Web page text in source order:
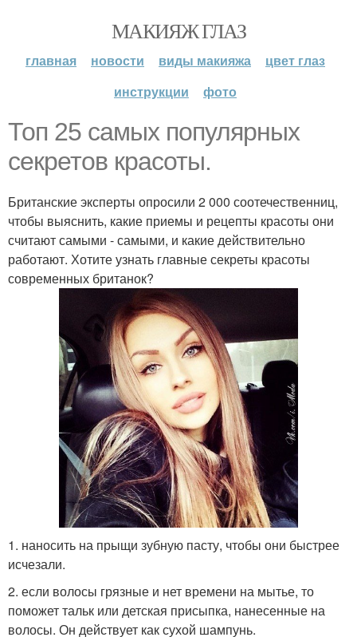
МАКИЯЖ ГЛАЗ
главная новости виды макияжа
цвет глаз
инструкции
фото
Топ 25 самых популярных
секретов красоты.
Британские эксперты опросили 2 000 соотечественниц,
чтобы выяснить, какие приемы и рецепты красоты они
считают самыми - самыми, и какие действительно
работают. Хотите узнать главные секреты красоты
современных британок?
1. наносить на прыщи зубную пасту, чтобы они быстрее
исчезали.
2. если волосы грязные и нет времени на мытье, то
поможет тальк или детская присыпка, нанесенные на
волосы. Он действует как сухой шампунь.